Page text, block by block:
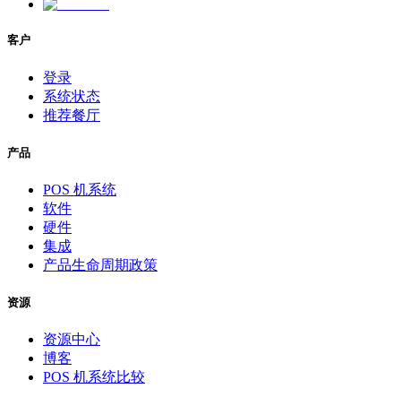
客户
登录
系统状态
推荐餐厅
产品
POS 机系统
软件
硬件
集成
产品生命周期政策
资源
资源中心
博客
POS 机系统比较